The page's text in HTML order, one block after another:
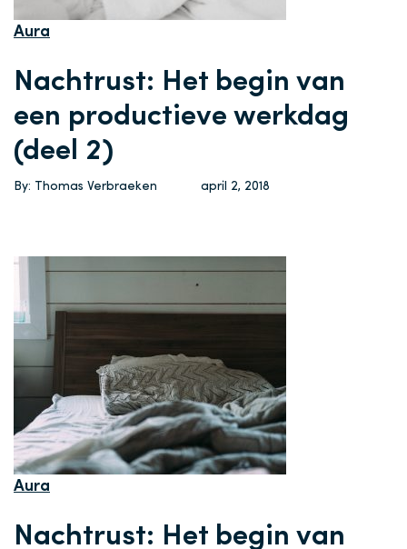
Aura
Nachtrust: Het begin van
een productieve werkdag
(deel 2)
By: Thomas Verbraeken april 2, 2018
Aura
Nachtrust: Het begin van